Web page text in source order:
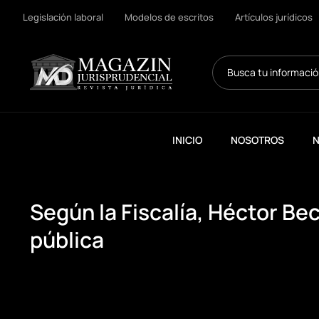
Legislación laboral Modelos de escritos Artículos jurídicos
Search
...
INICIO NOSOTROS
Según la Fiscalía, Héctor
pública